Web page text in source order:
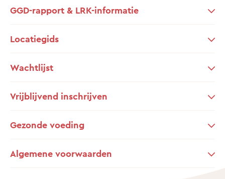
GGD-rapport & LRK-informatie
Locatiegids
Wachtlijst
Vrijblijvend inschrijven
Gezonde voeding
Algemene voorwaarden